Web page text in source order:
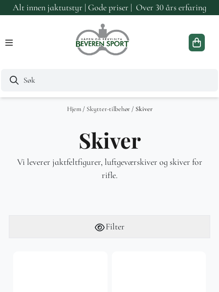
Hopp til innhold
Alt innen jaktutstyr | Gode priser | Over 30 års erfaring
Hjem / Skytter-tilbehør / Skiver
Skiver
Vi leverer jaktfeltfigurer, luftgeværskiver og skiver for
rifle.
Filter